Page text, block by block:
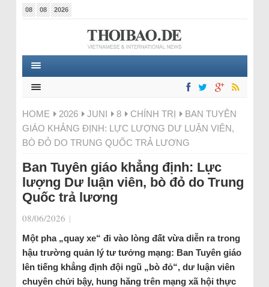
08 08 2026
HOME 2026 JUNI 8 CHÍNH TRỊ
BAN TUYÊN
GIÁO KHẲNG ĐỊNH: LỰC LƯỢNG DƯ LUẬN VIÊN,
BÒ ĐỎ DO TRUNG QUỐC TRẢ LƯƠNG
Ban Tuyên giáo khẳng định: Lực
lượng Dư luận viên, bò đỏ do Trung
Quốc trả lương
08/06/2026 |
Một pha „quay xe“ đi vào lòng đất vừa diễn ra trong
hậu trường quản lý tư tưởng mạng: Ban Tuyên giáo
lên tiếng khẳng định đội ngũ „bò đỏ“, dư luận viên
chuyên chửi bậy, hung hăng trên mạng xã hội thực